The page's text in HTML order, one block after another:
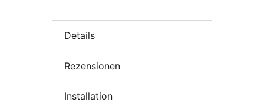
Details
Rezensionen
Installation